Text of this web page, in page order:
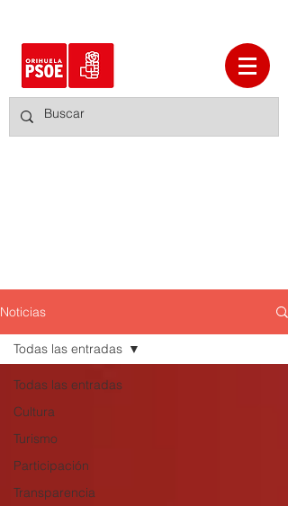
Noticias
Todas las entradas
Cultura
Turismo
Participación
Transparencia
Todas las entradas